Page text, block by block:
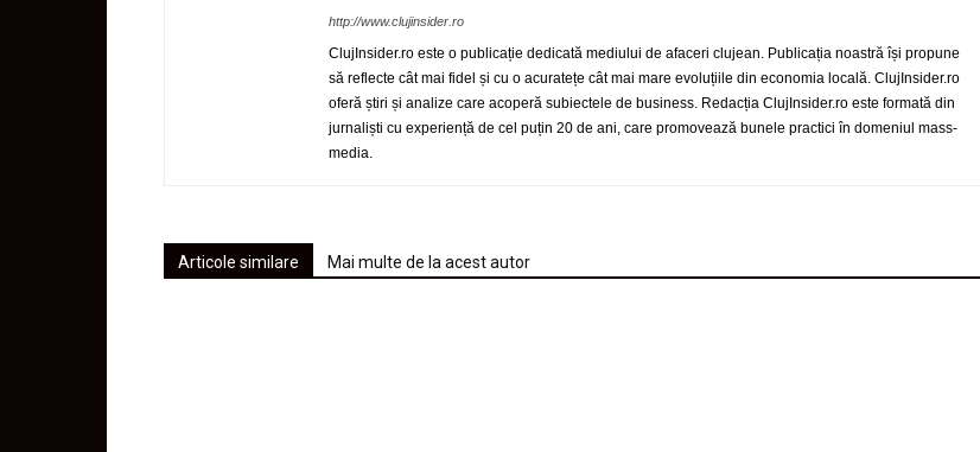
http://www.clujinsider.ro
ClujInsider.ro este o publicație dedicată mediului de afaceri clujean. Publicația noastră își propune
să reflecte cât mai fidel și cu o acuratețe cât mai mare evoluțiile din economia locală. ClujInsider.ro
oferă știri și analize care acoperă subiectele de business. Redacția ClujInsider.ro este formată din
jurnaliști cu experiență de cel puțin 20 de ani, care promovează bunele practici în domeniul mass-
media.
Articole similare Mai multe de la acest autor